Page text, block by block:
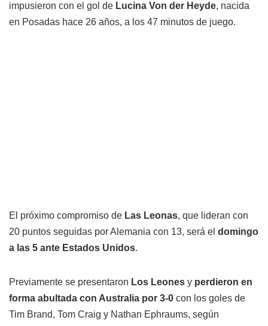
impusieron con el gol de Lucina Von der Heyde, nacida
en Posadas hace 26 años, a los 47 minutos de juego.
El próximo compromiso de Las Leonas, que lideran con
20 puntos seguidas por Alemania con 13, será el domingo
a las 5 ante Estados Unidos.
Previamente se presentaron Los Leones y perdieron en
forma abultada con Australia por 3-0 con los goles de
Tim Brand, Tom Craig y Nathan Ephraums, según